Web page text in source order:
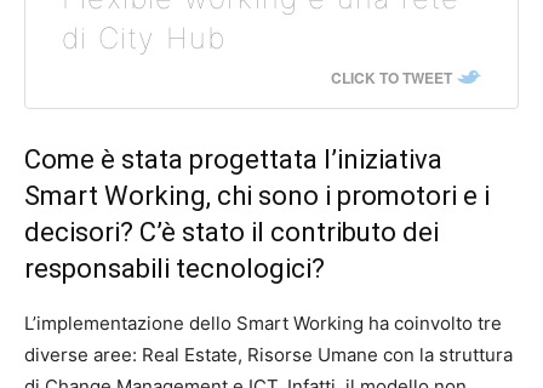
di City Hub
CLICK TO TWEET
Come è stata progettata l’iniziativa
Smart Working, chi sono i promotori e i
decisori? C’è stato il contributo dei
responsabili tecnologici?
L’implementazione dello Smart Working ha coinvolto tre
diverse aree: Real Estate, Risorse Umane con la struttura